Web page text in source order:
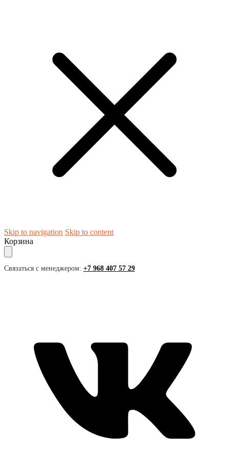
Skip to navigation Skip to content
Корзина
Связаться с менеджером: +7 968 407 57 29